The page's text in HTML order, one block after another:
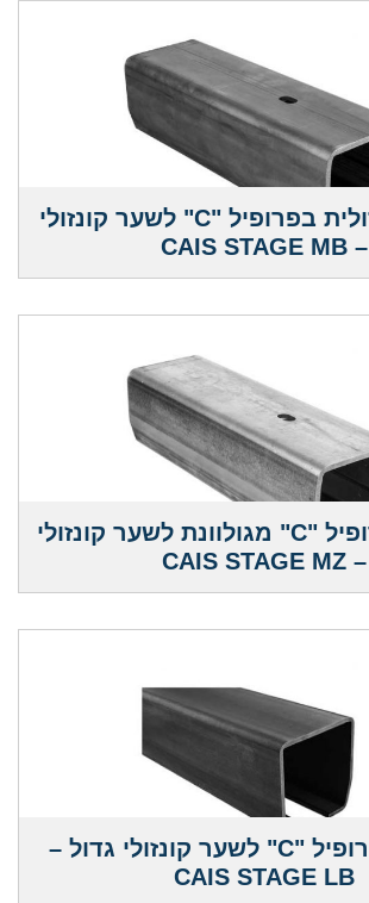
מסילה קונזולית בפרופיל "C" לשער קונזולי
– CAIS STAGE MB
מסילה בפרופיל "C" מגולוונת לשער קונזולי
– CAIS STAGE MZ
מסילה בפרופיל "C" לשער קונזולי גדול –
CAIS STAGE LB